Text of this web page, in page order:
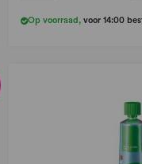
Op voorraad ,voor 14:00